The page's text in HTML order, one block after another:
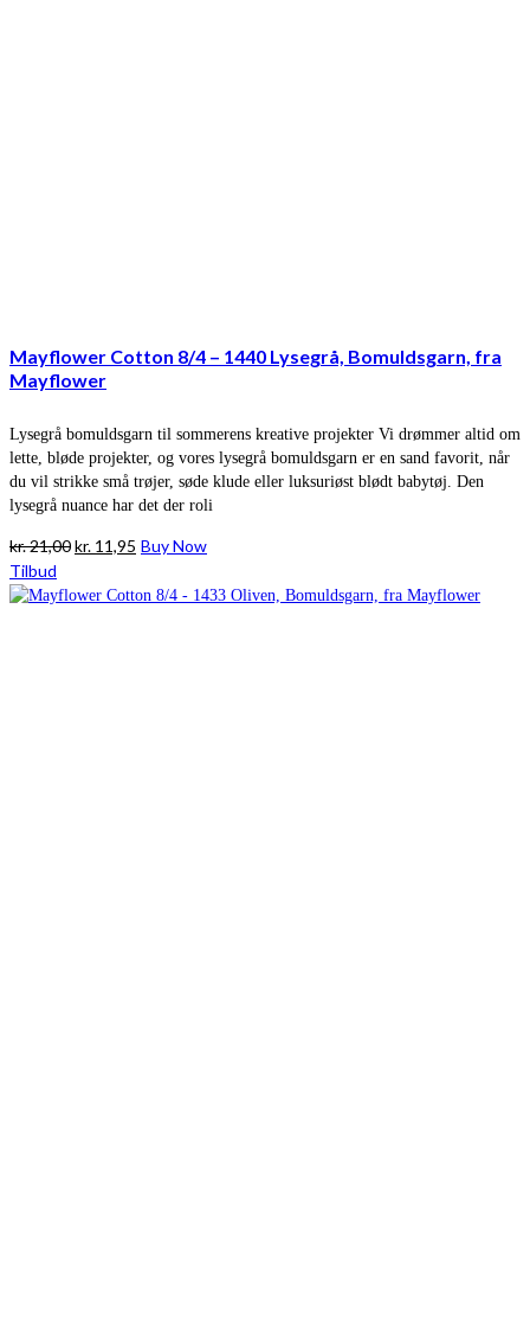
Mayflower Cotton 8/4 – 1440 Lysegrå, Bomuldsgarn, fra
Mayflower
Lysegrå bomuldsgarn til sommerens kreative projekter Vi drømmer altid om
lette, bløde projekter, og vores lysegrå bomuldsgarn er en sand favorit, når
du vil strikke små trøjer, søde klude eller luksuriøst blødt babytøj. Den
lysegrå nuance har det der roli
kr.21,00Den
pris
kr. 11,95 Den
pris
Buy Now
Tilbud